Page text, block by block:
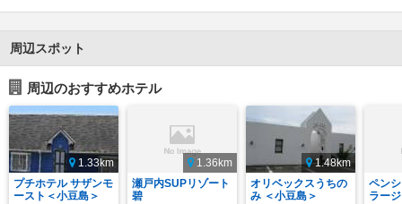
周辺スポット
周辺のおすすめホテル
1.33km
プチホテル サザンモ
ースト＜小豆島＞
1.36km
瀬戸内SUPリゾート
碧
1.48km
オリベックスうちの
み ＜小豆島＞
ペン
ラー